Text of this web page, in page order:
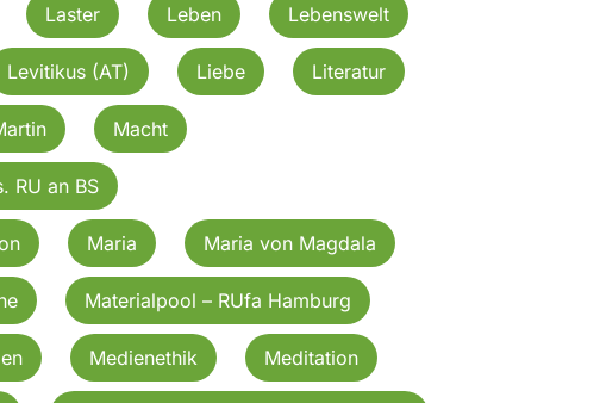
Laster Leben Lebenswelt
Levitikus (AT) Liebe Literatur
Macht
RU an BS
Maria Maria von Magdala
Materialpool – RUfa Hamburg
Medienethik Meditation